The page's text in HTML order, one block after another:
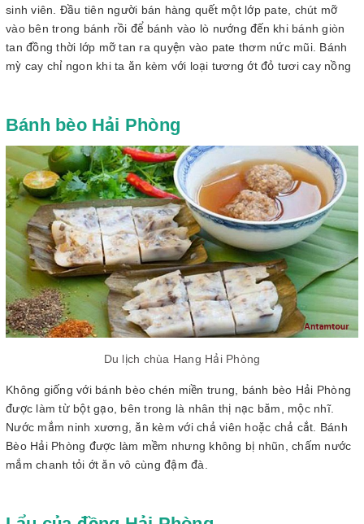
sinh viên. Đầu tiên người bán hàng quết một lớp pate, chút mỡ
vào bên trong bánh rồi để bánh vào lò nướng đến khi bánh giòn
tan đồng thời lớp mỡ tan ra quyện vào pate thơm nức mũi. Bánh
mỳ cay chỉ ngon khi ta ăn kèm với loại tương ớt đỏ tươi cay nồng
Bánh bèo Hải Phòng
Du lịch chùa Hang Hải Phòng
Không giống với bánh bèo chén miền trung, bánh bèo Hải Phòng
được làm từ bột gạo, bên trong là nhân thị nạc băm, mộc nhĩ.
Nước mắm ninh xương, ăn kèm với chả viên hoặc chả cắt. Bánh
Bèo Hải Phòng được làm mềm nhưng không bị nhũn, chấm nước
mắm chanh tỏi ớt ăn vô cùng đậm đà.